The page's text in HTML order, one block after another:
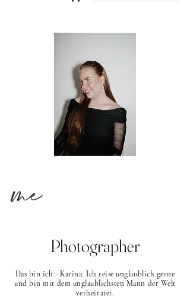
me
Photographer
Das bin ich - Karina. Ich reise unglaublich gerne
und bin mit dem unglaublichsten Mann der Welt
verheiratet.